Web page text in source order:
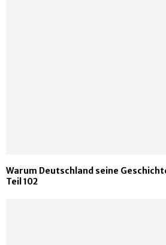
Warum Deutschland seine
Teil 102